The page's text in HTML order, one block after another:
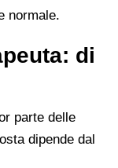
normale.
di
parte delle
dipende dal